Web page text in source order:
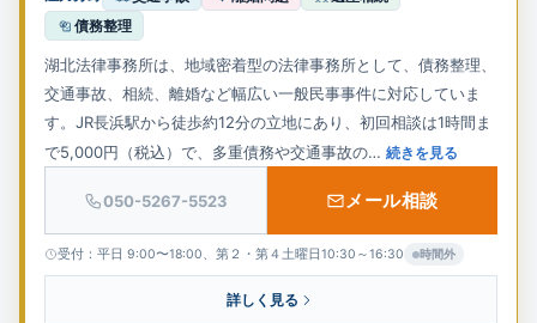
債務整理
湖北法律事務所は、地域密着型の法律事務所として、債務整理、
交通事故、相続、離婚など幅広い一般民事事件に対応していま
す。JR長浜駅から徒歩約12分の立地にあり、初回相談は1時間ま
で5,000円（税込）で、多重債務や交通事故の… 続きを見る
050-5267-5523 メール相談
受付：平日 9:00〜18:00、第２・第４土曜日10:30～16:30 時間外
詳しく見る